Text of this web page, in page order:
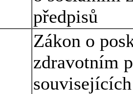
předpisů
Zákon o
zdravotním